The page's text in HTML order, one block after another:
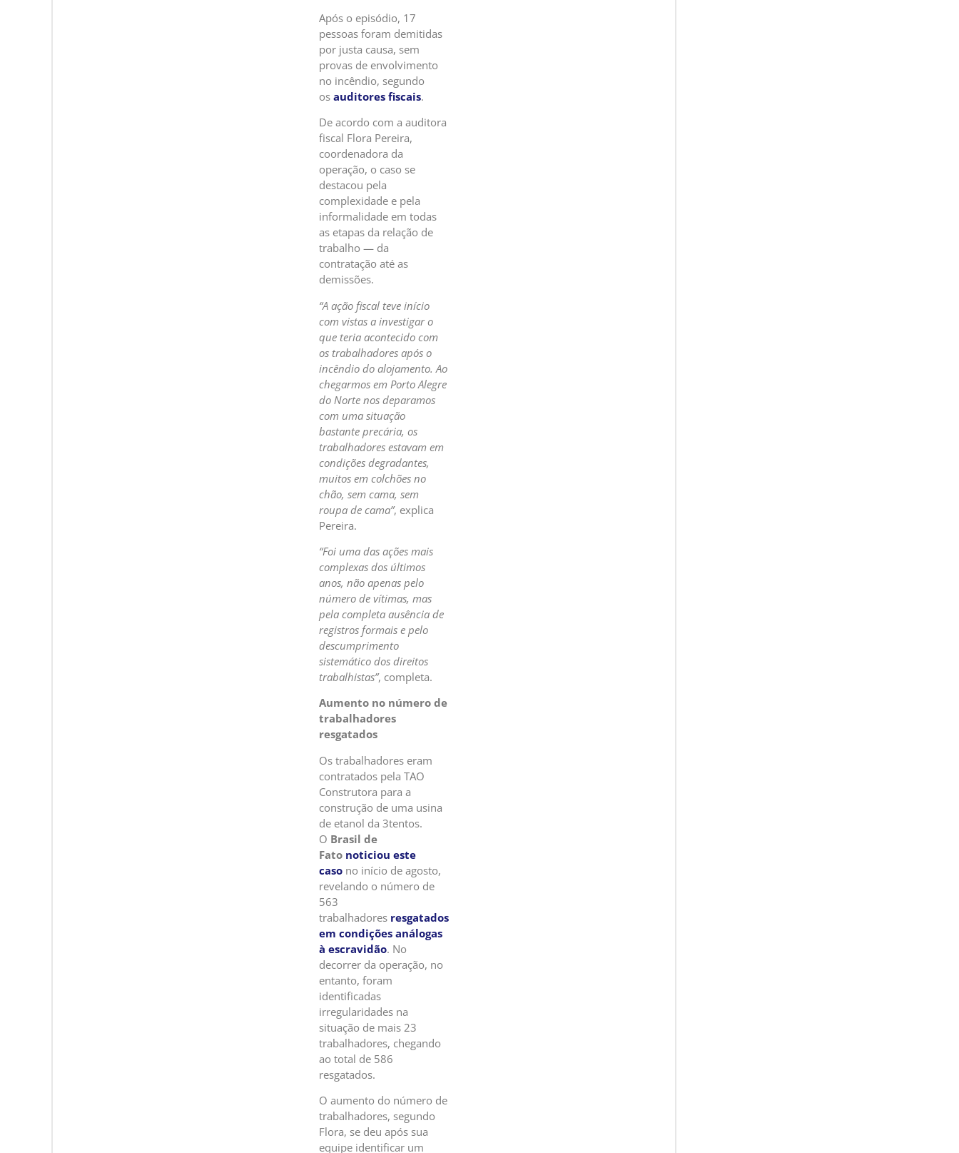
Após o episódio, 17
pessoas foram demitidas
por justa causa, sem
provas de envolvimento
no incêndio, segundo
os auditores fiscais.
De acordo com a auditora
fiscal Flora Pereira,
coordenadora da
operação, o caso se
destacou pela
complexidade e pela
informalidade em todas
as etapas da relação de
trabalho — da
contratação até as
demissões.
“A ação fiscal teve início
com vistas a investigar o
que teria acontecido com
os trabalhadores após o
incêndio do alojamento. Ao
chegarmos em Porto Alegre
do Norte nos deparamos
com uma situação
bastante precária, os
trabalhadores estavam em
condições degradantes,
muitos em colchões no
chão, sem cama, sem
roupa de cama”, explica
Pereira.
“Foi uma das ações mais
complexas dos últimos
anos, não apenas pelo
número de vítimas, mas
pela completa ausência de
registros formais e pelo
descumprimento
sistemático dos direitos
trabalhistas”, completa.
Aumento no número de
trabalhadores
resgatados
Os trabalhadores eram
contratados pela TAO
Construtora para a
construção de uma usina
de etanol da 3tentos.
O Brasil de
Fato noticiou este
casono início de agosto,
revelando o número de
563
trabalhadoresresgatados
em condições análogas
à escravidão. No
decorrer da operação, no
entanto, foram
identificadas
irregularidades na
situação de mais 23
trabalhadores, chegando
ao total de 586
resgatados.
O aumento do número de
trabalhadores, segundo
Flora, se deu após sua
equipe identificar um